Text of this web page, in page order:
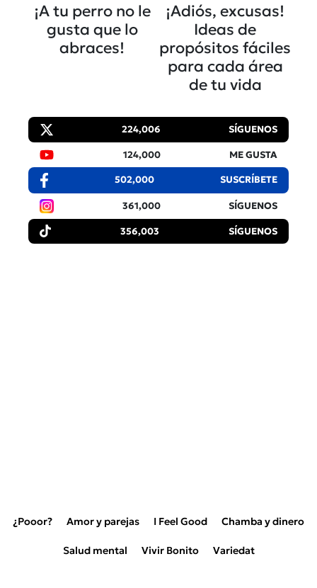
¡A tu perro no le
gusta que lo
abraces!
¡Adiós, excusas!
Ideas de
propósitos fáciles
para cada área
de tu vida
224,006 SÍGUENOS
124,000 ME GUSTA
502,000 SUSCRÍBETE
361,000 SÍGUENOS
356,003 SÍGUENOS
¿Pooor? Amor y parejas I Feel Good Chamba y dinero
Salud mental Vivir Bonito Variedat